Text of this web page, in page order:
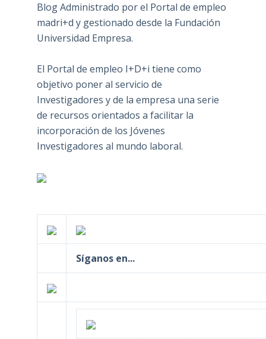
Blog Administrado por el Portal de empleo
madri+d y gestionado desde la Fundación
Universidad Empresa.
El Portal de empleo I+D+i tiene como
objetivo poner al servicio de
Investigadores y de la empresa una serie
de recursos orientados a facilitar la
incorporación de los Jóvenes
Investigadores al mundo laboral.
Síganos en...